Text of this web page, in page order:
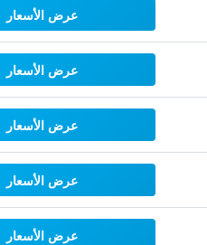
عرض الأسعار
عرض الأسعار
عرض الأسعار
عرض الأسعار
عرض الأسعار